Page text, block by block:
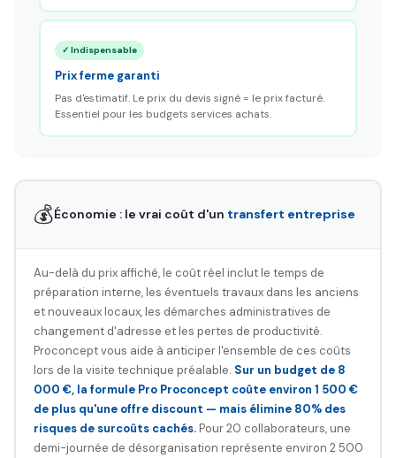
✓ Indispensable
Prix ferme garanti
Pas d'estimatif. Le prix du devis signé = le prix facturé.
Essentiel pour les budgets services achats.
💰Économie : le vrai coût d'un transfert entreprise
Au-delà du prix affiché, le coût réel inclut le temps de
préparation interne, les éventuels travaux dans les anciens
et nouveaux locaux, les démarches administratives de
changement d'adresse et les pertes de productivité.
Proconcept vous aide à anticiper l'ensemble de ces coûts
lors de la visite technique préalable. Sur un budget de 8
000 €, la formule Pro Proconcept coûte environ 1 500 €
de plus qu'une offre discount — mais élimine 80% des
risques de surcoûts cachés.Pour 20 collaborateurs, une
demi-journée de désorganisation représente environ 2 500